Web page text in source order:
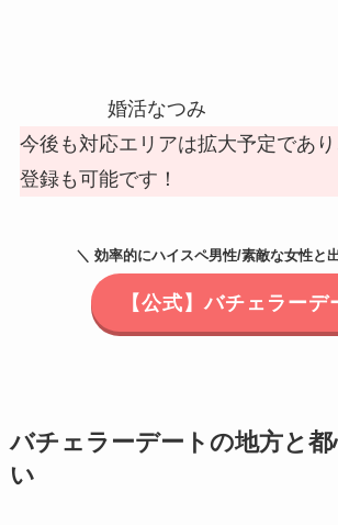
婚活なつみ
今後も対応エリアは拡大予定であ
登録も可能です！
＼ 効率的にハイスペ男性/素敵な女性と
【公式】バチェラーデ
バチェラーデートの地方と
い